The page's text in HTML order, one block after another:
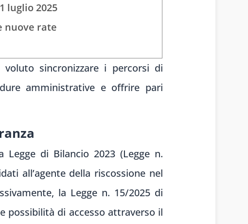
luglio 2025
nuove rate
sincronizzare i percorsi di
amministrative e offrire pari
di Bilancio 2023 (Legge n.
all’agente della riscossione nel
la Legge n. 15/2025 di
possibilità di accesso attraverso il